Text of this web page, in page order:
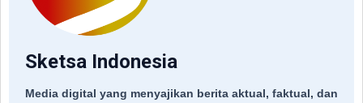
Sketsa Indonesia
Media digital yang menyajikan berita aktual, faktual, dan